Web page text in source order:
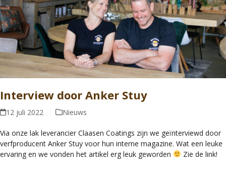
Interview door Anker Stuy
12 juli 2022 Nieuws
Via onze lak leverancier Claasen Coatings zijn we geïnterviewd door
verfproducent Anker Stuy voor hun interne magazine. Wat een leuke
ervaring en we vonden het artikel erg leuk geworden
Zie de link!